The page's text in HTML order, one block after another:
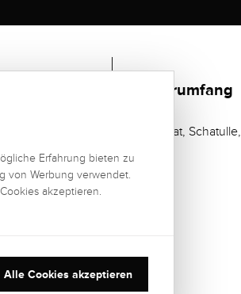
EDELSTEIN
REINHEIT:
SI (small
1,91 kt
Lieferumfang
Zertifikat, Schatulle,
Erfahrung bieten zu
von Werbung verwendet.
akzeptieren.
Alle Cookies akzeptieren